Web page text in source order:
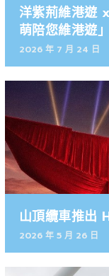
洋紫荊維港
萌陪您維港遊
2026 年 7 月 24 日
山頂纜車推出
2026 年 5 月 26 日